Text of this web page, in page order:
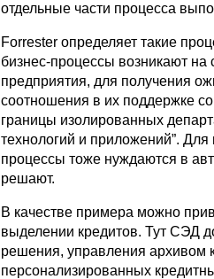
отдельные части процесса
Forrester определяет такие
бизнес-процессы возникают на
предприятия, для получения
соотношения в их поддержке
границы изолированных
технологий и приложений”.
процессы тоже нуждаются в
решают.
В качестве примера можно
выделении кредитов. Тут СЭД
решения, управления архивом
персонализированных